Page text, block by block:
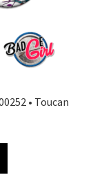
• Toucan